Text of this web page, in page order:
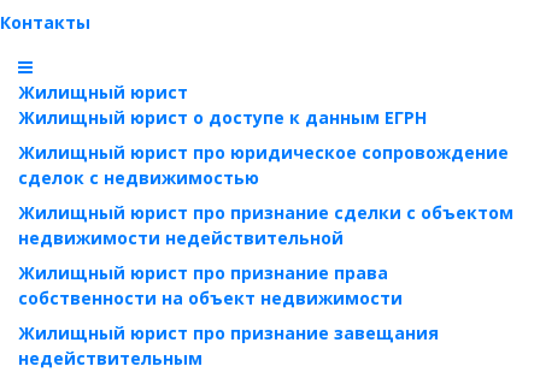
Контакты
Жилищный юрист
Жилищный юрист о доступе к данным ЕГРН
Жилищный юрист про юридическое сопровождение
сделок с недвижимостью
Жилищный юрист про признание сделки с объектом
недвижимости недействительной
Жилищный юрист про признание права
собственности на объект недвижимости
Жилищный юрист про признание завещания
недействительным